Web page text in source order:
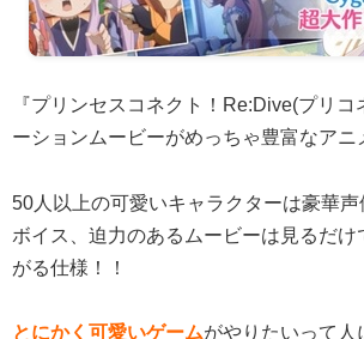
『プリンセスコネクト！Re:Dive(プリコ
ーションムービーがめっちゃ豊富なアニ
50人以上の可愛いキャラクターは豪華
ボイス、迫力のあるムービーは見るだけ
がる仕様！！
とにかく可愛いゲームがやりたいって人